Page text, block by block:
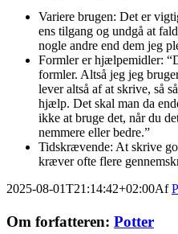
Variere brugen: Det er
ens tilgang og undgå at
nogle andre end dem jeg
Formler er hjælpemidler:
formler. Altså jeg jeg
lever altså af at skrive, så
hjælp. Det skal man da
ikke at bruge det, når du
nemmere eller bedre.”
Tidskrævende: At skrive
kræver ofte flere
2025-08-01T21:14:42+02:00Af
Facebook
Twitter
LinkedIn
Email
Om forfatteren: Potter